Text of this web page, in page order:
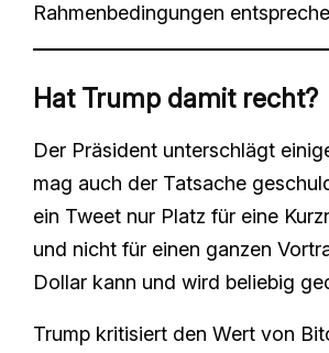
Rahmenbedingungen
Hat Trump damit recht?
Der Präsident unterschlägt
mag auch der Tatsache
ein Tweet nur Platz für eine
und nicht für einen ganzen
Dollar kann und wird beliebig
Trump kritisiert den Wert von